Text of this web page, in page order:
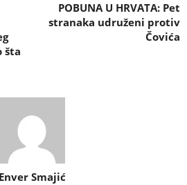
šta
POBUNA U HRVATA: Pet
stranaka udruženi protiv
Čovića
Enver Smajić